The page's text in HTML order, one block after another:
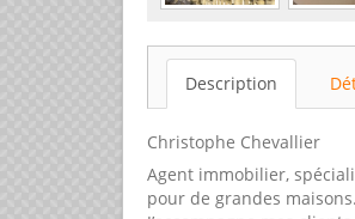
Description
Christophe Chevallier
Agent immobilier,
pour de grandes